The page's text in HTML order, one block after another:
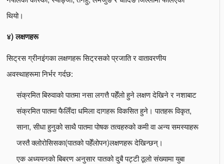
थियो।
४) लक्षणहरू
सिट्रस ग्रीनइंगका लक्षणहरू सिट्रसको प्रजाति र वातावरणीय
अवस्थाहरूमा निर्भर गर्दछ:
संक्रमित बिरुवाको पातमा नसा लगत्तै पहेँलो हुने लक्षण देखिने र नशाबाट
संक्रमित पातमा फैलिँदा धमिला दागहरू विकसित हुने। पातहरू विकृत,
साना, सीधा हुनुको साथै पातमा पोषक तत्वहरुको कमी वा अन्य समस्याहरू
जस्तै क्लोरोसिसका(पातको पहेँलोपन)लक्षणहरू देखिन्छन्।
एक अध्ययनको बिबरण अनुसार पातको दुबै पट्टी ठूलो संख्यामा युबा